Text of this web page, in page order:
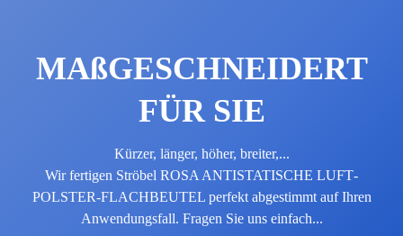
MAß­GE­SCHNEI­DERT
FÜR SIE
Kürzer, länger, höher, breiter,...
Wir fertigen Ströbel ROSA ANTI­STATISCHE LUFT­
POLSTER-FLACH­BEUTEL perfekt abgestimmt auf Ihren
Anwendungsfall. Fragen Sie uns einfach...